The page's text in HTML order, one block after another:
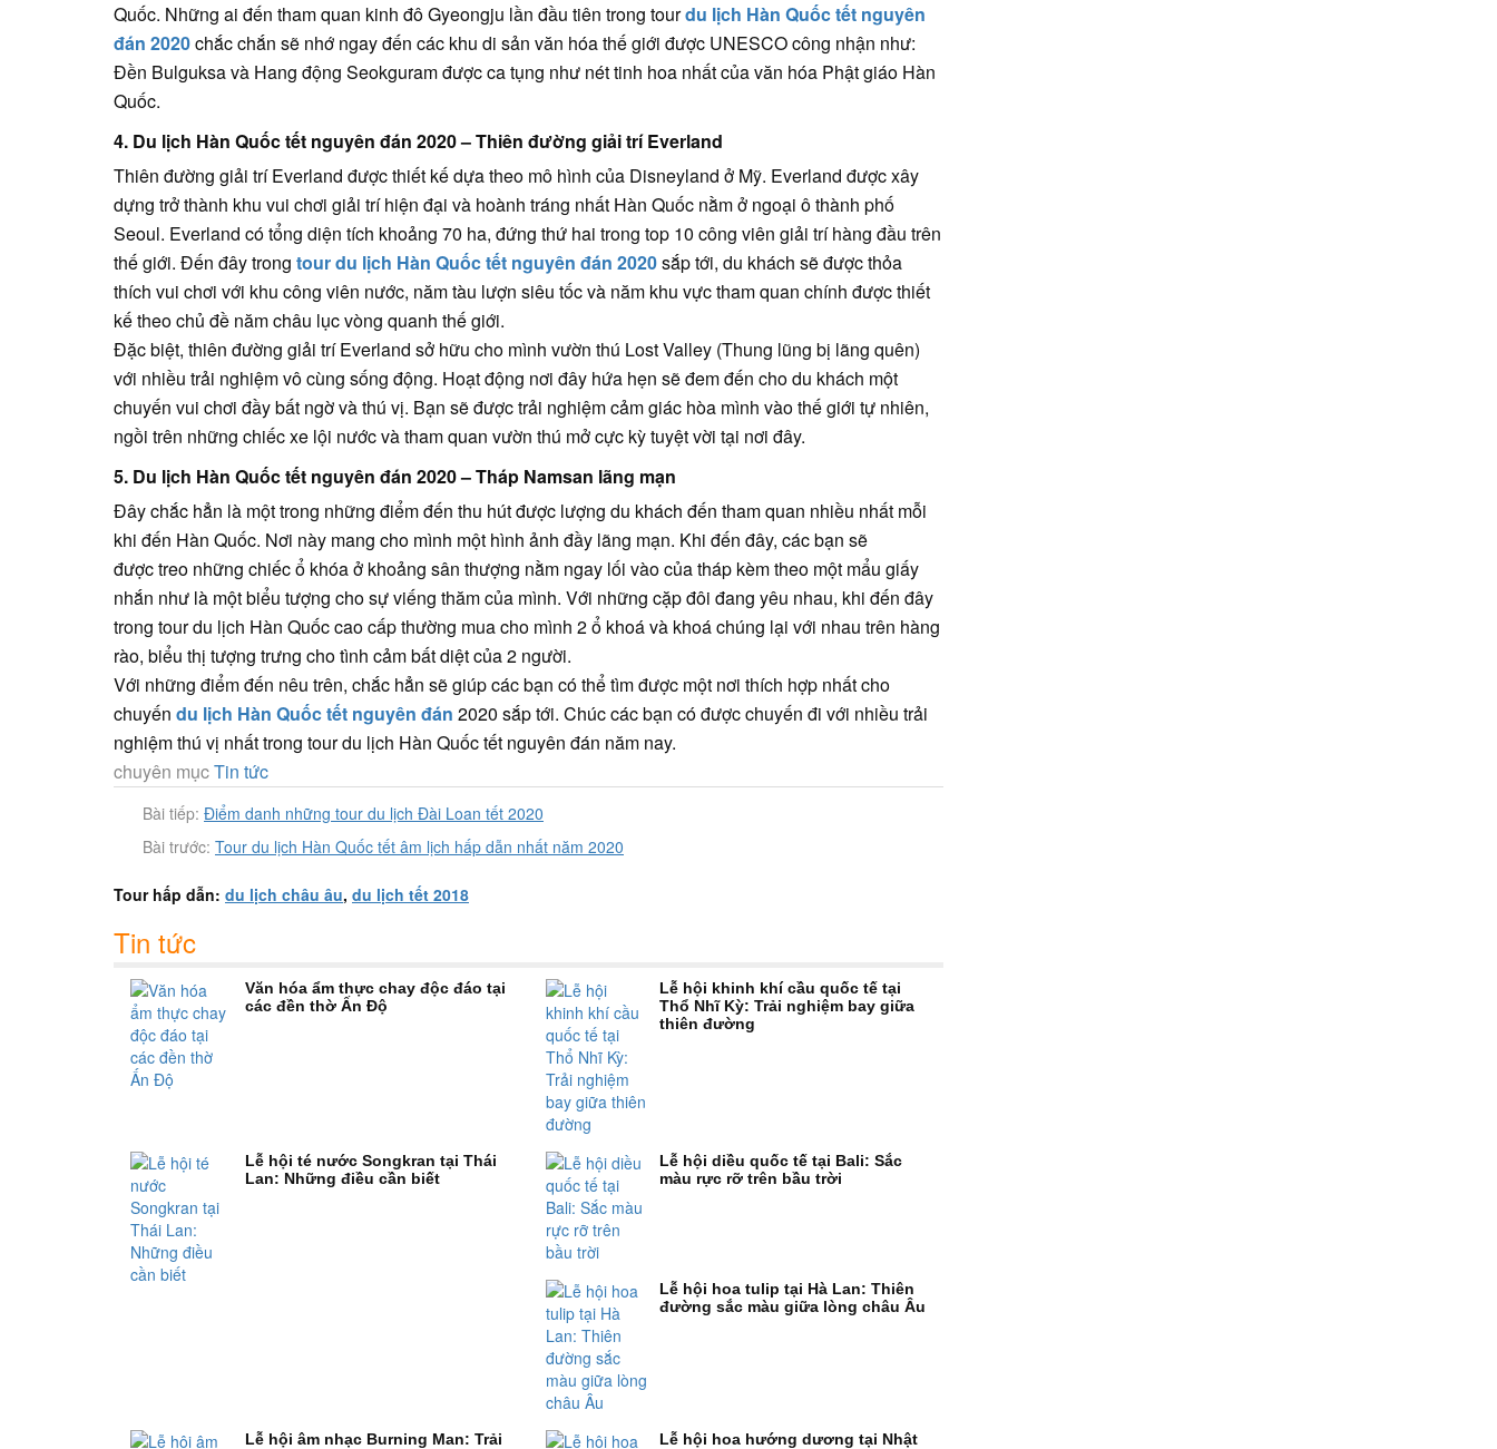
Quốc. Những ai đến tham quan kinh đô Gyeongju lần đầu tiên trong tourdu lịch Hàn Quốc tết nguyên
đán 2020chắc chắn sẽ nhớ ngay đến các khu di sản văn hóa thế giới được UNESCO công nhận như:
Đền Bulguksa và Hang động Seokguram được ca tụng như nét tinh hoa nhất của văn hóa Phật giáo Hàn
Quốc.
4. Du lịch Hàn Quốc tết nguyên đán 2020 – Thiên đường giải trí Everland
Thiên đường giải trí Everland được thiết kế dựa theo mô hình của Disneyland ở Mỹ. Everland được xây
dựng trở thành khu vui chơi giải trí hiện đại và hoành tráng nhất Hàn Quốc nằm ở ngoại ô thành phố
Seoul. Everland có tổng diện tích khoảng 70 ha, đứng thứ hai trong top 10 công viên giải trí hàng đầu trên
thế giới. Đến đây trong tour du lịch Hàn Quốc tết nguyên đán 2020sắp tới, du khách sẽ được thỏa
thích vui chơi với khu công viên nước, năm tàu lượn siêu tốc và năm khu vực tham quan chính được thiết
kế theo chủ đề năm châu lục vòng quanh thế giới.
Đặc biệt, thiên đường giải trí Everland sở hữu cho mình vườn thú Lost Valley (Thung lũng bị lãng quên)
với nhiều trải nghiệm vô cùng sống động. Hoạt động nơi đây hứa hẹn sẽ đem đến cho du khách một
chuyến vui chơi đầy bất ngờ và thú vị. Bạn sẽ được trải nghiệm cảm giác hòa mình vào thế giới tự nhiên,
ngồi trên những chiếc xe lội nước và tham quan vườn thú mở cực kỳ tuyệt vời tại nơi đây.
5. Du lịch Hàn Quốc tết nguyên đán 2020 – Tháp Namsan lãng mạn
Đây chắc hẳn là một trong những điểm đến thu hút được lượng du khách đến tham quan nhiều nhất mỗi
khi đến Hàn Quốc. Nơi này mang cho mình một hình ảnh đầy lãng mạn. Khi đến đây, các bạn sẽ
được treo những chiếc ổ khóa ở khoảng sân thượng nằm ngay lối vào của tháp kèm theo một mẩu giấy
nhắn như là một biểu tượng cho sự viếng thăm của mình. Với những cặp đôi đang yêu nhau, khi đến đây
trong tour du lịch Hàn Quốc cao cấp thường mua cho mình 2 ổ khoá và khoá chúng lại với nhau trên hàng
rào, biểu thị tượng trưng cho tình cảm bất diệt của 2 người.
Với những điểm đến nêu trên, chắc hẳn sẽ giúp các bạn có thể tìm được một nơi thích hợp nhất cho
chuyến du lịch Hàn Quốc tết nguyên đán 2020 sắp tới. Chúc các bạn có được chuyến đi với nhiều trải
nghiệm thú vị nhất trong tour du lịch Hàn Quốc tết nguyên đán năm nay.
chuyên mụcTin tức
Bài tiếp: Điểm danh những tour du lịch Đài Loan tết 2020
Bài trước: Tour du lịch Hàn Quốc tết âm lịch hấp dẫn nhất năm 2020
Tour hấp dẫn: du lịch châu âu, du lịch tết 2018
Tin tức
Văn hóa ẩm thực chay độc đáo tại
các đền thờ Ấn Độ
Lễ hội khinh khí cầu quốc tế tại
Thổ Nhĩ Kỳ: Trải nghiệm bay giữa
thiên đường
Lễ hội té nước Songkran tại Thái
Lan: Những điều cần biết
Lễ hội diều quốc tế tại Bali: Sắc
màu rực rỡ trên bầu trời
Lễ hội hoa tulip tại Hà Lan: Thiên
đường sắc màu giữa lòng châu Âu
Lễ hội âm nhạc Burning Man: Trải
Lễ hội hoa hướng dương tại Nhật